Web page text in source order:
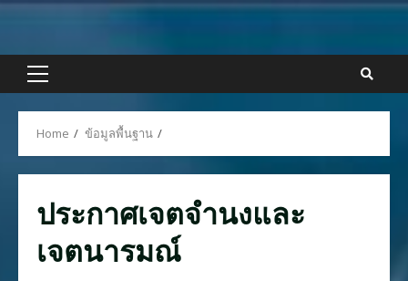
content
Primary
Home ข้อมูลพื้นฐาน
ประกาศเจตจำนงและ
เจตนารมณ์